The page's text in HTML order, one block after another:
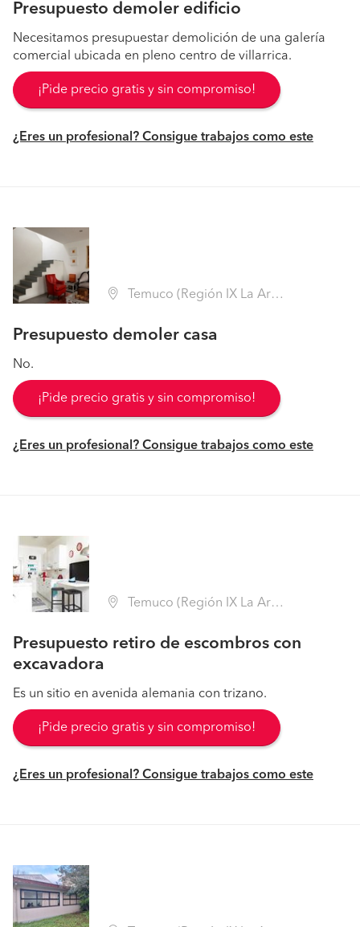
Presupuesto demoler edificio
Necesitamos presupuestar demolición de una galería
comercial ubicada en pleno centro de villarrica.
¡Pide precio gratis y sin compromiso!
¿Eres un profesional? Consigue trabajos como este
Temuco (Región IX La Araucanía - Cautín)
Presupuesto demoler casa
No.
¡Pide precio gratis y sin compromiso!
¿Eres un profesional? Consigue trabajos como este
Temuco (Región IX La Araucanía - Cautín)
Presupuesto retiro de escombros con
excavadora
Es un sitio en avenida alemania con trizano.
¡Pide precio gratis y sin compromiso!
¿Eres un profesional? Consigue trabajos como este